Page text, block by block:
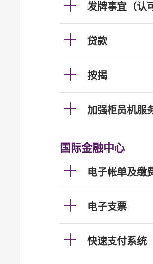
发牌事宜（认
贷款
按揭
加强柜员机服
国际金融中心
电子帐单及缴
电子支票
快速支付系统